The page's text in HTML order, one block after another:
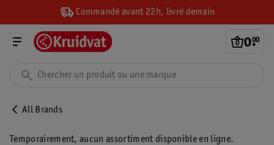
Commandé avant 22h, livré demain
0.
00
All Brands
Temporairement, aucun assortiment disponible en ligne.